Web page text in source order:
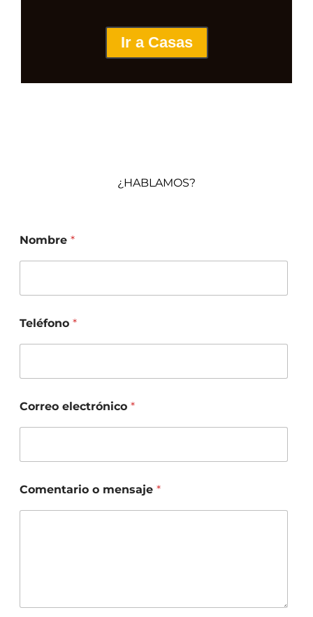
Ir a Casas
¿HABLAMOS?
Nombre *
Teléfono *
Correo electrónico *
Comentario o mensaje *